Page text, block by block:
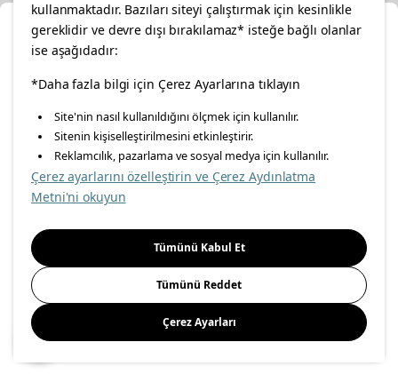
facebooktwitterinstagrampinterestyoutube
linkedin
Energy Policy Information Security Policy
Food Safety Policy
Important Notice Privacy Agreement Personal Data Protection
Cookie Policy
© Inter IKEA Systems B.V 1999-
Select Location
Please select to see the content specific to your delivery
location for your orders from Online Store.
Select a city first
Please select
Save
kullanmaktadır. Bazıları siteyi çalıştırmak için kesinlikle
gereklidir ve devre dışı bırakılamaz* isteğe bağlı olanlar
ise aşağıdadır:
*Daha fazla bilgi için Çerez Ayarlarına tıklayın
Site'nin nasıl kullanıldığını ölçmek için kullanılır.
Sitenin kişiselleştirilmesini etkinleştirir.
Reklamcılık, pazarlama ve sosyal medya için kullanılır.
Çerez ayarlarını özelleştirin ve Çerez Aydınlatma
Metni'ni okuyun
Tümünü Kabul Et
Tümünü Reddet
Çerez Ayarları